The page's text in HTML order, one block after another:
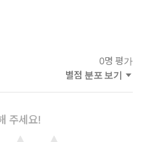
해한다. 하지만 윤수의 욕
복하지 않은 인생은 가치가
태로운 외줄을 타지만 삶의
청소년과 먹고 먹히는 삶 속
일으킨다.
0명 평가
별점 분포 보기
주세요!